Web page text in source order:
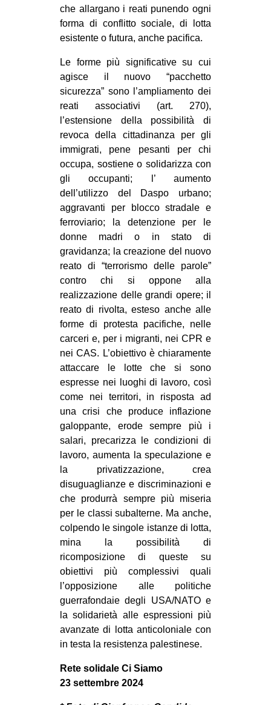
che allargano i reati punendo ogni
forma di conflitto sociale, di lotta
esistente o futura, anche pacifica.
Le forme più significative su cui
agisce il nuovo “pacchetto
sicurezza” sono l’ampliamento dei
reati associativi (art. 270),
l’estensione della possibilità di
revoca della cittadinanza per gli
immigrati, pene pesanti per chi
occupa, sostiene o solidarizza con
gli occupanti; l’ aumento
dell’utilizzo del Daspo urbano;
aggravanti per blocco stradale e
ferroviario; la detenzione per le
donne madri o in stato di
gravidanza; la creazione del nuovo
reato di “terrorismo delle parole”
contro chi si oppone alla
realizzazione delle grandi opere; il
reato di rivolta, esteso anche alle
forme di protesta pacifiche, nelle
carceri e, per i migranti, nei CPR e
nei CAS. L’obiettivo è chiaramente
attaccare le lotte che si sono
espresse nei luoghi di lavoro, così
come nei territori, in risposta ad
una crisi che produce inflazione
galoppante, erode sempre più i
salari, precarizza le condizioni di
lavoro, aumenta la speculazione e
la privatizzazione, crea
disuguaglianze e discriminazioni e
che produrrà sempre più miseria
per le classi subalterne. Ma anche,
colpendo le singole istanze di lotta,
mina la possibilità di
ricomposizione di queste su
obiettivi più complessivi quali
l’opposizione alle politiche
guerrafondaie degli USA/NATO e
la solidarietà alle espressioni più
avanzate di lotta anticoloniale con
in testa la resistenza palestinese.
Rete solidale Ci Siamo
23 settembre 2024